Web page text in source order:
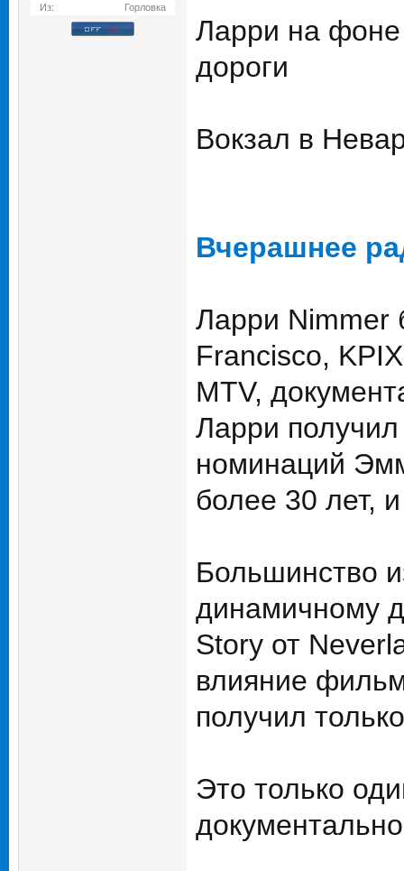
Из:
Горловка
Ларри на фоне
дороги
Вокзал в
Вчерашнее
Ларри Nimmer
Francisco,
MTV,
Ларри
номинаций
более 30 лет,
Большинство
динамичному
Story от
влияние
получил
Это только